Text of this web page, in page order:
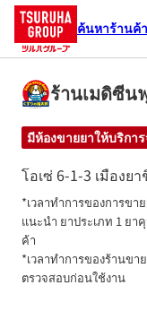
ค้นหาร้านค้า
ร้านเมดิซีน
มีห้องขายยาให้บริกา
โอเซ่ 6-1-3 เมืองย
*เวลาทำการของการข
แนะนำ ยาประเภท 1 ยา
ค้า
*เวลาทำการของร้านข
ตรวจสอบก่อนใช้งาน